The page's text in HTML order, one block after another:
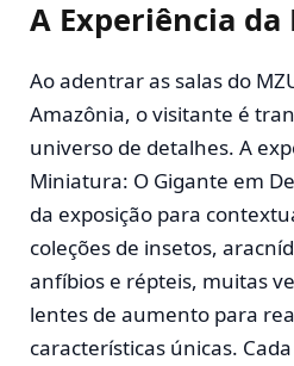
A Experiência da
Ao adentrar as salas do
Amazônia, o visitante é
universo de detalhes. A
Miniatura: O Gigante em
da exposição para
coleções de insetos,
anfíbios e répteis, muitas
lentes de aumento para
características únicas.